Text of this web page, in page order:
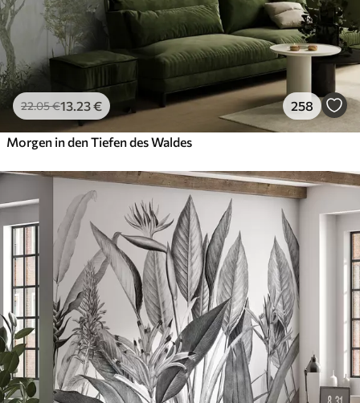
22.05€13 .23€ 258
Morgen in den Tiefen des Waldes